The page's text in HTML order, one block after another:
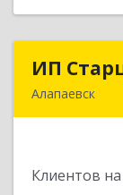
ИП
Алапаевск
Клиентов
ИП